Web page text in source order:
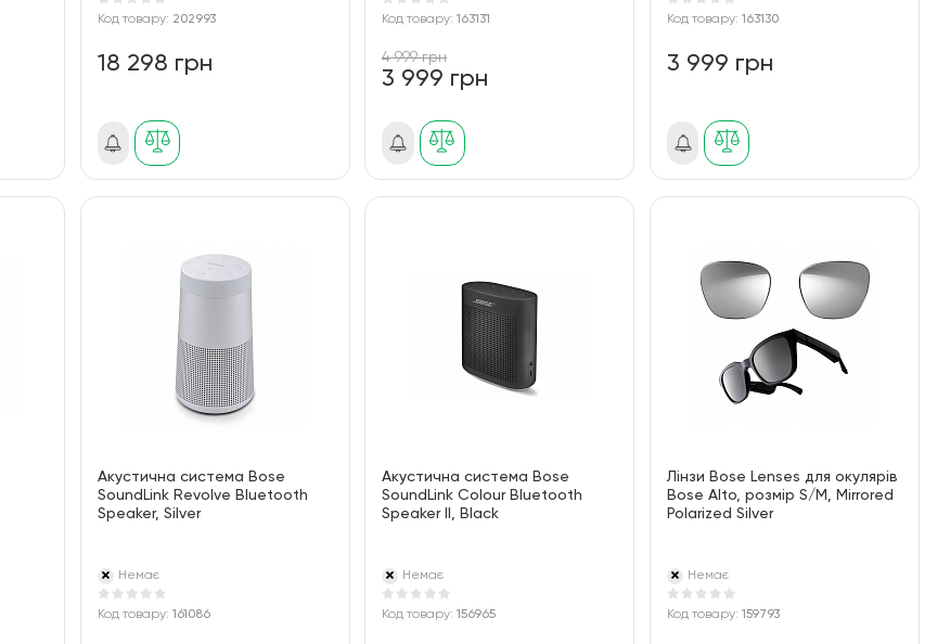
Код товару: 202993
18 298 грн
Код товару:163131
4 999 грн
3 999 грн
Код товару: 163130
3 999 грн
Акустична система Bose
SoundLink Revolve Bluetooth
Speaker, Silver
Немає
Код товару: 161086
Акустична система Bose
SoundLink Colour Bluetooth
Speaker II, Black
Немає
Код товару:156965
Лінзи Bose Lenses для окулярів
Bose Alto, розмір S/M, Mirrored
Polarized Silver
Немає
Код товару: 159793